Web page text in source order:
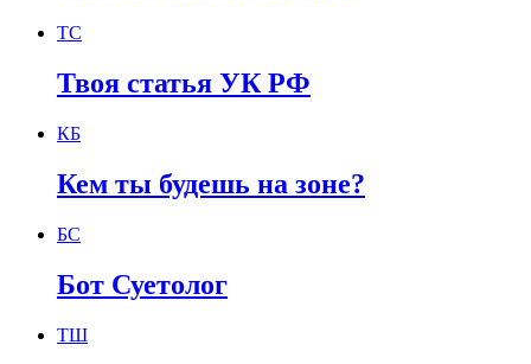
ТС
Твоя статья УК РФ
КБ
Кем ты будешь на зоне?
БС
Бот Суетолог
ТШ